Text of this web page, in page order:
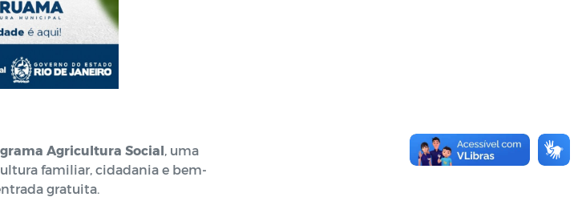
Agricultura Social , uma
familiar, cidadania e bem-
gratuita.